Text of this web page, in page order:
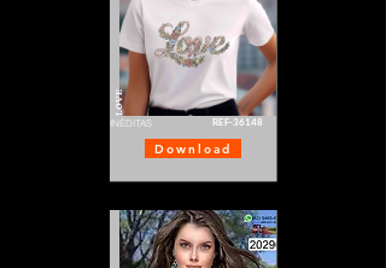
LOVE
INÉDITAS REF-36148
Download